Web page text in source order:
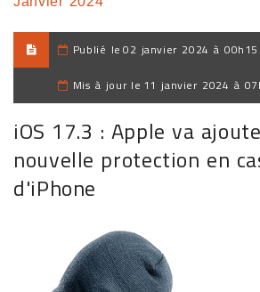
Publié le 02 janvier 2024 à 00h15
Mis à jour le 11 janvier 2024 à
iOS 17.3 : Apple va
nouvelle protection en
d'iPhone